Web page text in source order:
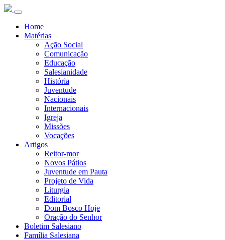
Home
Matérias
Ação Social
Comunicação
Educação
Salesianidade
História
Juventude
Nacionais
Internacionais
Igreja
Missões
Vocações
Artigos
Reitor-mor
Novos Pátios
Juventude em Pauta
Projeto de Vida
Liturgia
Editorial
Dom Bosco Hoje
Oração do Senhor
Boletim Salesiano
Família Salesiana